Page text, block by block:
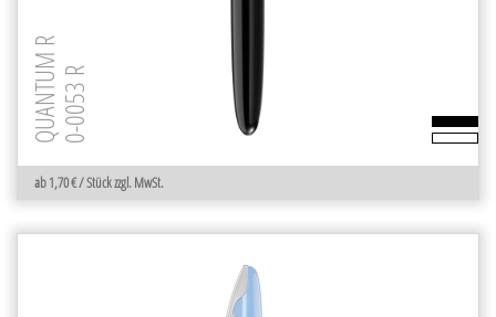
ab 1,70 € / Stück zzgl. MwSt.
QUANTUM R0-0053 R